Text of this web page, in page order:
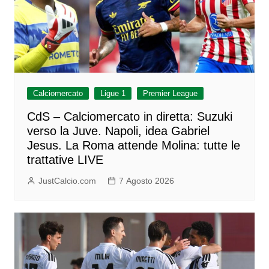
Calciomercato Ligue 1 Premier League
CdS – Calciomercato in diretta: Suzuki
verso la Juve. Napoli, idea Gabriel
Jesus. La Roma attende Molina: tutte le
trattative LIVE
JustCalcio.com 7 Agosto 2026